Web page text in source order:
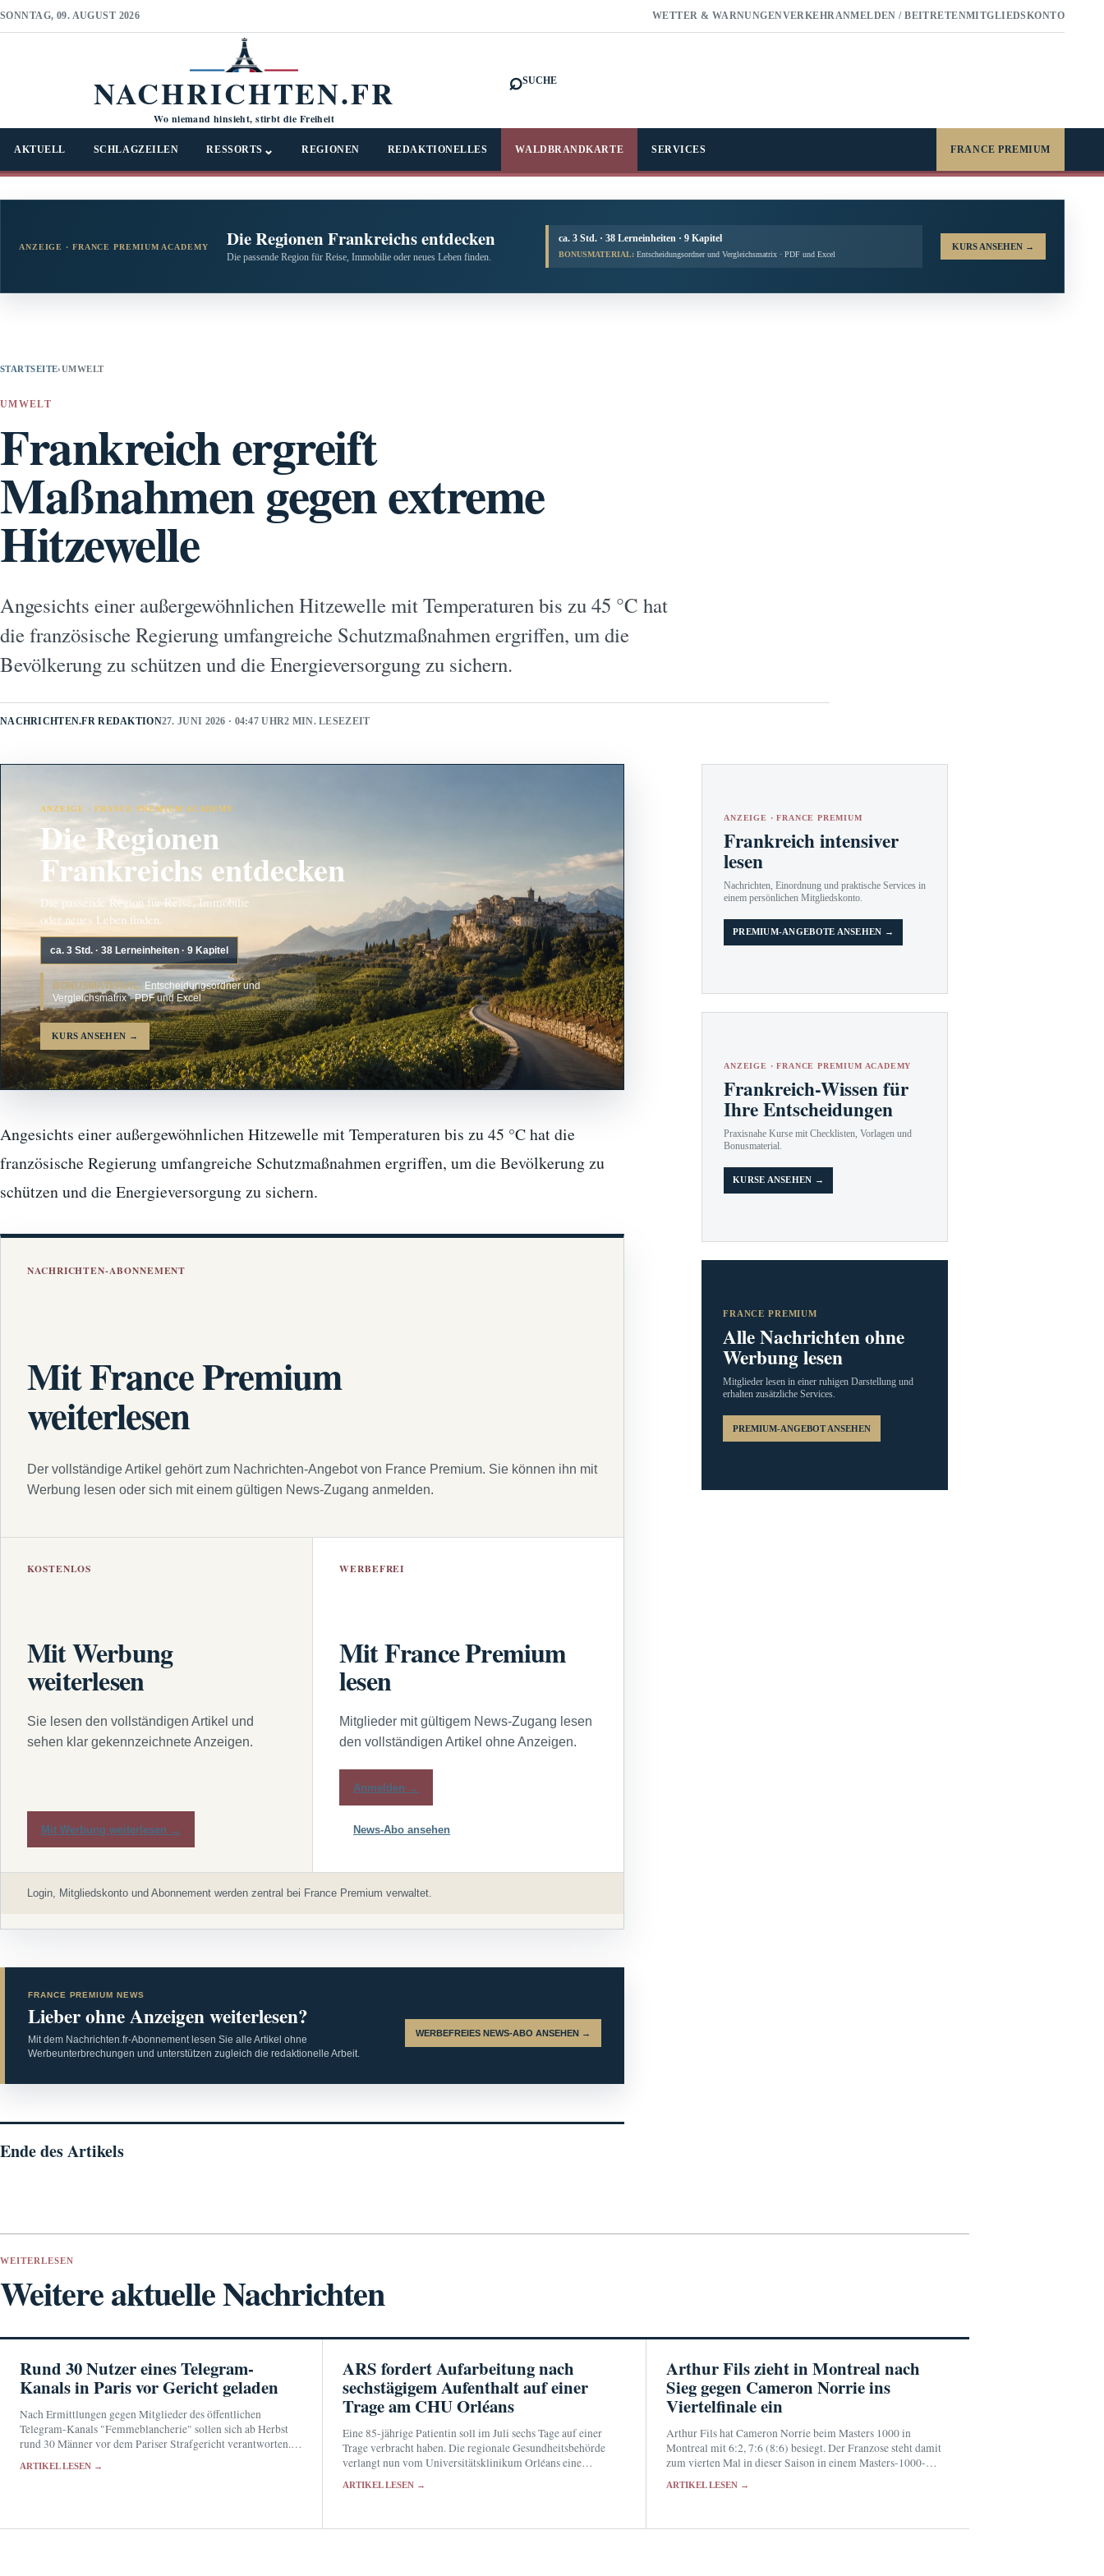
SONNTAG, 09. AUGUST 2026 WETTER & WARNUNGENVERKEHRANMELDEN / BEITRETENMITGLIEDSKONTO
NACHRICHTEN.FR
Wo niemand hinsieht, stirbt die Freiheit
⌕SUCHE
AKTUELL SCHLAGZEILEN RESSORTS ⌄ REGIONEN REDAKTIONELLES WALDBRANDKARTE SERVICES FRANCE PREMIUM
ANZEIGE · FRANCE PREMIUM ACADEMY Die Regionen Frankreichs entdecken
Die passende Region für Reise, Immobilie oder neues Leben finden.
ca. 3 Std. · 38 Lerneinheiten · 9 Kapitel
BONUSMATERIAL: Entscheidungsordner und Vergleichsmatrix · PDF und Excel
KURS ANSEHEN →
STARTSEITE›UMWELT
UMWELT
Frankreich ergreift
Maßnahmen gegen extreme
Hitzewelle
Angesichts einer außergewöhnlichen Hitzewelle mit Temperaturen bis zu 45 °C hat
die französische Regierung umfangreiche Schutzmaßnahmen ergriffen, um die
Bevölkerung zu schützen und die Energieversorgung zu sichern.
NACHRICHTEN.FR REDAKTION27. JUNI 2026 · 04:47 UHR2 MIN. LESEZEIT
ANZEIGE · FRANCE PREMIUM ACADEMY
Die Regionen
Frankreichs entdecken
Die passende Region für Reise, Immobilie
oder neues Leben finden.
ca. 3 Std. · 38 Lerneinheiten · 9 Kapitel
BONUSMATERIAL: Entscheidungsordner und
Vergleichsmatrix · PDF und Excel
KURS ANSEHEN →
Angesichts einer außergewöhnlichen Hitzewelle mit Temperaturen bis zu 45 °C hat die
französische Regierung umfangreiche Schutzmaßnahmen ergriffen, um die Bevölkerung zu
schützen und die Energieversorgung zu sichern.
NACHRICHTEN-ABONNEMENT
Mit France Premium
weiterlesen
Der vollständige Artikel gehört zum Nachrichten-Angebot von France Premium. Sie können ihn mit
Werbung lesen oder sich mit einem gültigen News-Zugang anmelden.
KOSTENLOS
Mit Werbung
weiterlesen
Sie lesen den vollständigen Artikel und
sehen klar gekennzeichnete Anzeigen.
Mit Werbung weiterlesen →
WERBEFREI
Mit France Premium
lesen
Mitglieder mit gültigem News-Zugang lesen
den vollständigen Artikel ohne Anzeigen.
Anmelden →
News-Abo ansehen
Login, Mitgliedskonto und Abonnement werden zentral bei France Premium verwaltet.
FRANCE PREMIUM NEWS
Lieber ohne Anzeigen weiterlesen?
Mit dem Nachrichten.fr-Abonnement lesen Sie alle Artikel ohne
Werbeunterbrechungen und unterstützen zugleich die redaktionelle Arbeit.
WERBEFREIES NEWS-ABO ANSEHEN →
Ende des Artikels
ANZEIGE · FRANCE PREMIUM
Frankreich intensiver
lesen
Nachrichten, Einordnung und praktische Services in
einem persönlichen Mitgliedskonto.
PREMIUM-ANGEBOTE ANSEHEN →
ANZEIGE · FRANCE PREMIUM ACADEMY
Frankreich-Wissen für
Ihre Entscheidungen
Praxisnahe Kurse mit Checklisten, Vorlagen und
Bonusmaterial.
KURSE ANSEHEN →
FRANCE PREMIUM
Alle Nachrichten ohne
Werbung lesen
Mitglieder lesen in einer ruhigen Darstellung und
erhalten zusätzliche Services.
PREMIUM-ANGEBOT ANSEHEN
WEITERLESEN
Weitere aktuelle Nachrichten
Rund 30 Nutzer eines Telegram-
Kanals in Paris vor Gericht geladen
Nach Ermittlungen gegen Mitglieder des öffentlichen
Telegram-Kanals "Femmeblancherie" sollen sich ab Herbst
rund 30 Männer vor dem Pariser Strafgericht verantworten.
Frauen.
ARTIKEL LESEN →
ARS fordert Aufarbeitung nach
sechstägigem Aufenthalt auf einer
Trage am CHU Orléans
Eine 85-jährige Patientin soll im Juli sechs Tage auf einer
Trage verbracht haben. Die regionale Gesundheitsbehörde
verlangt nun vom Universitätsklinikum Orléans eine
ARTIKEL LESEN →
Arthur Fils zieht in Montreal nach
Sieg gegen Cameron Norrie ins
Viertelfinale ein
Arthur Fils hat Cameron Norrie beim Masters 1000 in
Montreal mit 6:2, 7:6 (8:6) besiegt. Der Franzose steht damit
zum vierten Mal in dieser Saison in einem Masters-1000-
ARTIKEL LESEN →